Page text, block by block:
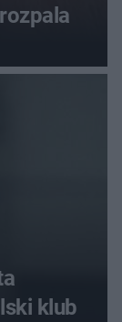
klub